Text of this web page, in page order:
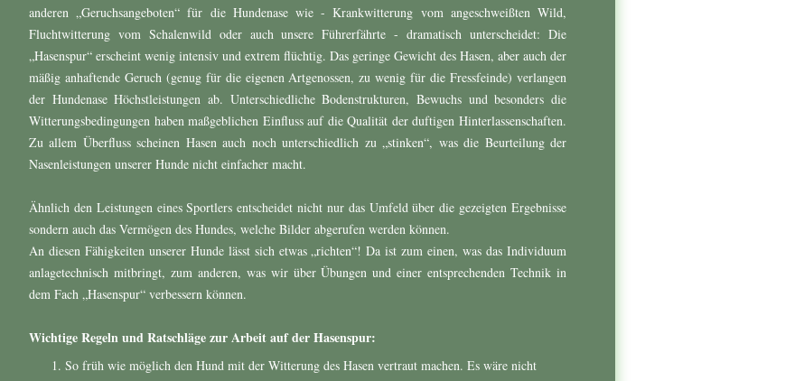
anderen „Geruchsangeboten“ für die Hundenase wie - Krankwitterung vom angeschweißten Wild,
Fluchtwitterung vom Schalenwild oder auch unsere Führerfährte - dramatisch unterscheidet: Die
„Hasenspur“ erscheint wenig intensiv und extrem flüchtig. Das geringe Gewicht des Hasen, aber auch der
mäßig anhaftende Geruch (genug für die eigenen Artgenossen, zu wenig für die Fressfeinde) verlangen
der Hundenase Höchstleistungen ab. Unterschiedliche Bodenstrukturen, Bewuchs und besonders die
Witterungsbedingungen haben maßgeblichen Einfluss auf die Qualität der duftigen Hinterlassenschaften.
Zu allem Überfluss scheinen Hasen auch noch unterschiedlich zu „stinken“, was die Beurteilung der
Nasenleistungen unserer Hunde nicht einfacher macht.
Ähnlich den Leistungen eines Sportlers entscheidet nicht nur das Umfeld über die gezeigten Ergebnisse
sondern auch das Vermögen des Hundes, welche Bilder abgerufen werden können.
An diesen Fähigkeiten unserer Hunde lässt sich etwas „richten“! Da ist zum einen, was das Individuum
anlagetechnisch mitbringt, zum anderen, was wir über Übungen und einer entsprechenden Technik in
dem Fach „Hasenspur“ verbessern können.
Wichtige Regeln und Ratschläge zur Arbeit auf der Hasenspur:
So früh wie möglich den Hund mit der Witterung des Hasen vertraut machen. Es wäre nicht